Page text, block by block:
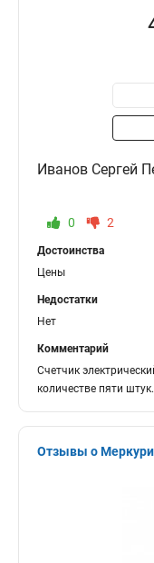
Иванов Сергей
0 2
Достоинства
Цены
Недостатки
Нет
Комментарий
Счетчик
количестве пяти
Отзывы о